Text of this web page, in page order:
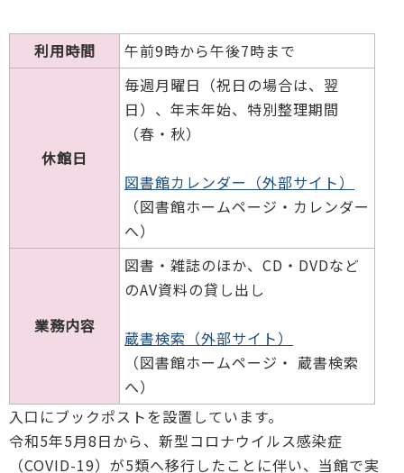
利用時間 午前9時から午後7時まで
休館日
毎週月曜日（祝日の場合は、翌
日）、年末年始、特別整理期間
（春・秋）
図書館カレンダー（外部サイト）
（図書館ホームページ・カレンダー
へ）
業務内容
図書・雑誌のほか、CD・DVDなど
のAV資料の貸し出し
蔵書検索（外部サイト）
（図書館ホームページ・ 蔵書検索
へ）
入口にブックポストを設置しています。
令和5年5月8日から、新型コロナウイルス感染症
（COVID-19）が5類へ移行したことに伴い、当館で実